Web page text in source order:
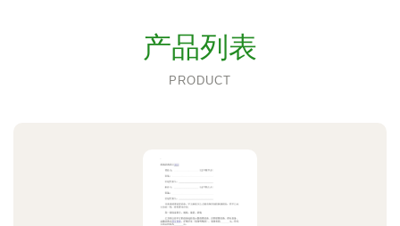
产品列表
PRODUCT